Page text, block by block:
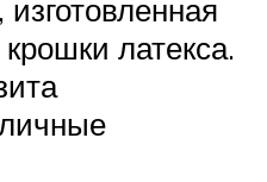
латекса.